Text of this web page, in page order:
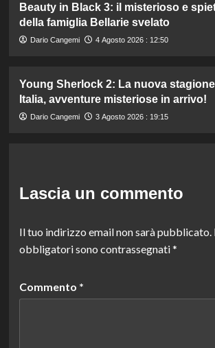
Beauty in Black 3: il misterioso e
della famiglia Bellarie svelato
Dario Cangemi 4 Agosto 2026 : 12:50
Young Sherlock 2: La nuova
Italia, avventure misteriose in arrivo!
Dario Cangemi 3 Agosto 2026 : 19:15
Lascia un commento
Il tuo indirizzo email non sarà pubblicato.
obbligatori sono contrassegnati*
Commento *